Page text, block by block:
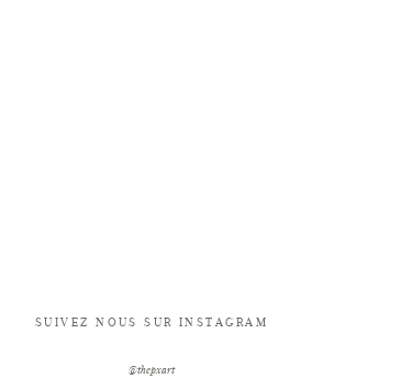
SUIVEZ NOUS SUR INSTAGRAM
@thepxart